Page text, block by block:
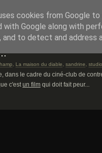
La maison du diable sandrine
dans le cadre du ciné-club de
c'estun film qui doit fait peur...
cookies from Google
with Google along with
to detect and address